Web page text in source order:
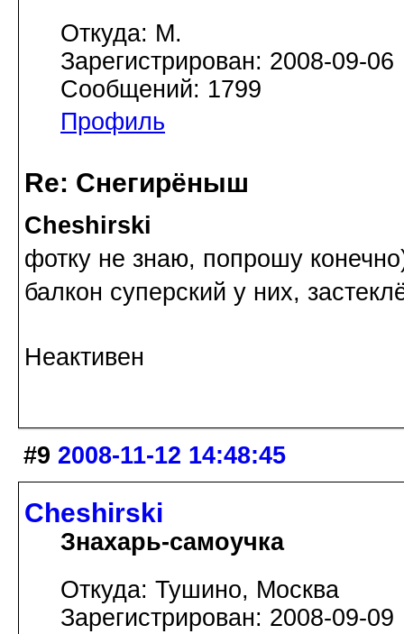
Откуда: М.
Зарегистрирован: 2008-09-06
Сообщений: 1799
Профиль
Re: Снегирёныш
Cheshirski
фотку не знаю, попрошу
балкон суперский у них,
Неактивен
#9 2008-11-12 14:48:45
Cheshirski
Знахарь-самоучка
Откуда: Тушино, Москва
Зарегистрирован: 2008-09-09